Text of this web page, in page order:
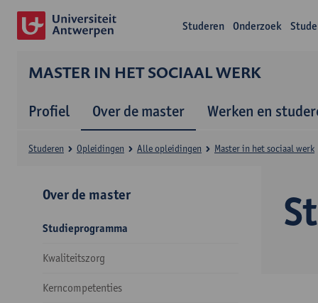
Studeren Onderzoek
MASTER IN HET SOCIAAL WERK
Profiel Over de master Werken en
Studeren Opleidingen Alle opleidingen Master in het sociaal werk
Over de master
Studieprogramma
Kwaliteitszorg
Kerncompetenties